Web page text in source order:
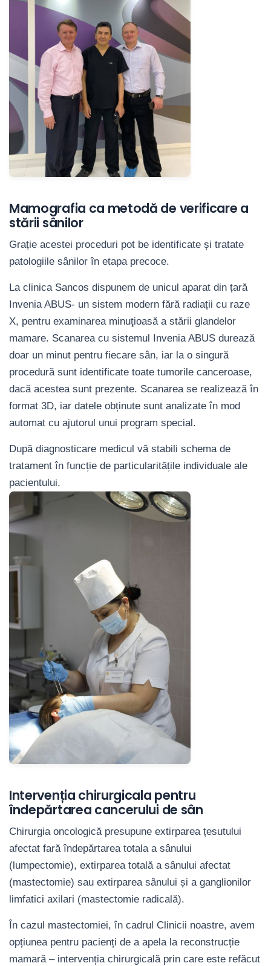
Mamografia ca metodă de verificare a
stării sânilor
Grație acestei proceduri pot be identificate și tratate
patologiile sânilor în etapa precoce.
La clinica Sancos dispunem de unicul aparat din țară
Invenia ABUS- un sistem modern fără radiații cu raze
X, pentru examinarea minuţioasă a stării glandelor
mamare. Scanarea cu sistemul Invenia ABUS durează
doar un minut pentru fiecare sân, iar la o singură
procedură sunt identificate toate tumorile canceroase,
dacă acestea sunt prezente. Scanarea se realizează în
format 3D, iar datele obținute sunt analizate în mod
automat cu ajutorul unui program special.
După diagnosticare medicul vă stabili schema de
tratament în funcție de particularitățile individuale ale
pacientului.
Intervenția chirurgicala pentru
îndepărtarea cancerului de sân
Chirurgia oncologică presupune extirparea țesutului
afectat fară îndepărtarea totala a sânului
(lumpectomie), extirparea totală a sânului afectat
(mastectomie) sau extirparea sânului și a ganglionilor
limfatici axilari (mastectomie radicală).
În cazul mastectomiei, în cadrul Clinicii noastre, avem
opțiunea pentru pacienți de a apela la reconstrucție
mamară – intervenția chirurgicală prin care este refăcut